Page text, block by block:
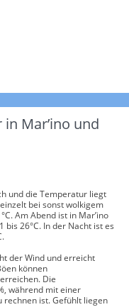
Mar’ino und
und die Temperatur liegt
bei sonst wolkigem
Am Abend ist in Mar’ino
26°C. In der Nacht ist es
der Wind und erreicht
können
Die
während mit einer
rechnen ist. Gefühlt liegen